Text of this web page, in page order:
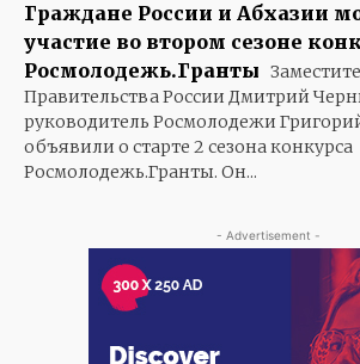
Граждане России и Абхазии
участие во втором сезоне
Росмолодежь.Гранты
Правительства России Дмитрий
руководитель Росмолодежи
объявили о старте 2 сезона конкурса
Росмолодежь.Гранты. Он...
- Advertisement -